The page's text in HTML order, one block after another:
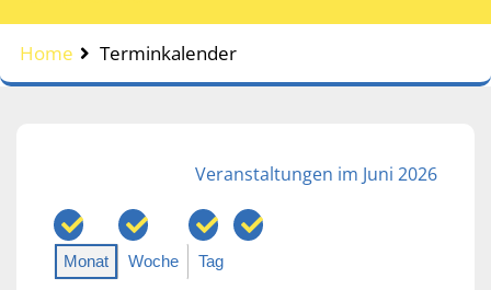
Home Terminkalender
Veranstaltungen im Juni 2026
Monat Woche Tag